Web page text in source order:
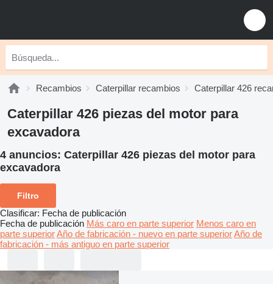
Recambios Caterpillar recambios Caterpillar 426
Caterpillar 426 piezas del motor para
excavadora
4 anuncios: Caterpillar 426 piezas del motor para
excavadora
Filtro
Clasificar: Fecha de publicación
Fecha de publicación Más caro en parte superior Menos caro en
parte superiorAño de fabricación - nuevo en parte superiorAño de
fabricación - más antiguo en parte superior